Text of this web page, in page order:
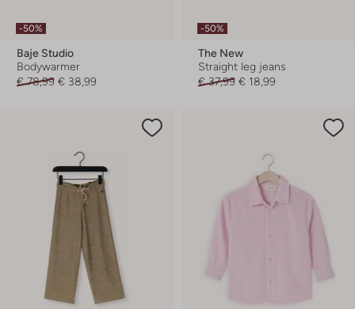
-50%
Baje Studio
Bodywarmer
€ 78,99 € 38,99
-50%
The New
Straight leg jeans
€ 37,99 € 18,99